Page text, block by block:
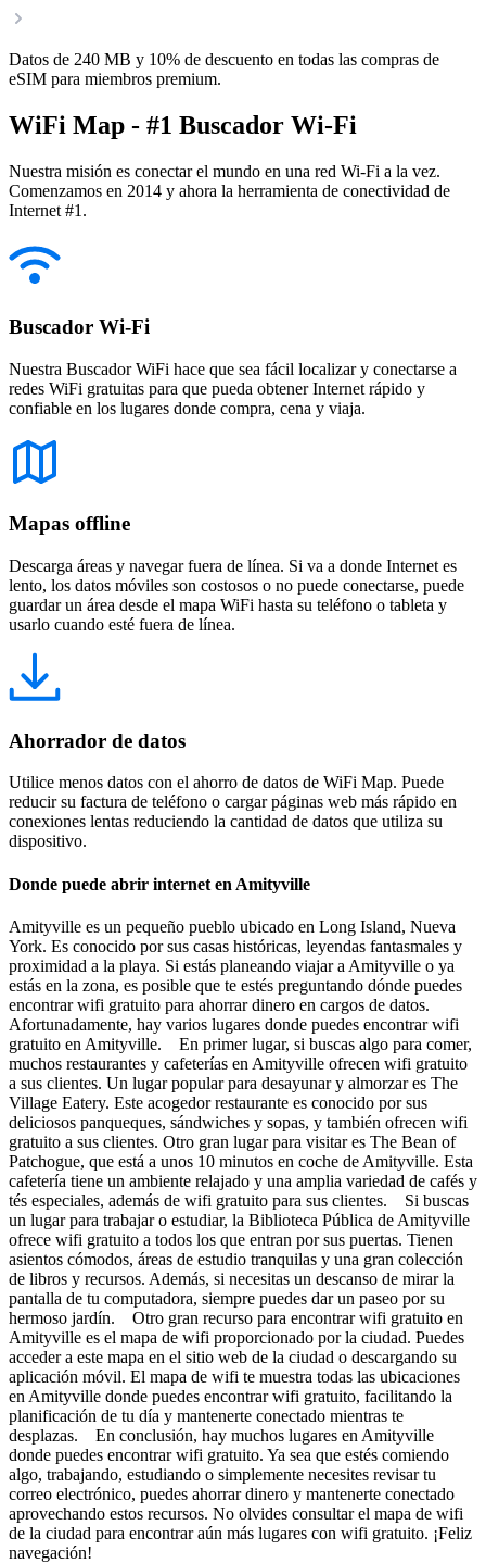
Datos de 240 MB y 10% de descuento en todas las compras de
eSIM para miembros premium.
WiFi Map - #1 Buscador Wi-Fi
Nuestra misión es conectar el mundo en una red Wi-Fi a la vez.
Comenzamos en 2014 y ahora la herramienta de conectividad de
Internet #1.
Buscador Wi-Fi
Nuestra Buscador WiFi hace que sea fácil localizar y conectarse a
redes WiFi gratuitas para que pueda obtener Internet rápido y
confiable en los lugares donde compra, cena y viaja.
Mapas offline
Descarga áreas y navegar fuera de línea. Si va a donde Internet es
lento, los datos móviles son costosos o no puede conectarse, puede
guardar un área desde el mapa WiFi hasta su teléfono o tableta y
usarlo cuando esté fuera de línea.
Ahorrador de datos
Utilice menos datos con el ahorro de datos de WiFi Map. Puede
reducir su factura de teléfono o cargar páginas web más rápido en
conexiones lentas reduciendo la cantidad de datos que utiliza su
dispositivo.
Donde puede abrir internet en Amityville
Amityville es un pequeño pueblo ubicado en Long Island, Nueva
York. Es conocido por sus casas históricas, leyendas fantasmales y
proximidad a la playa. Si estás planeando viajar a Amityville o ya
estás en la zona, es posible que te estés preguntando dónde puedes
encontrar wifi gratuito para ahorrar dinero en cargos de datos.
Afortunadamente, hay varios lugares donde puedes encontrar wifi
gratuito en Amityville. En primer lugar, si buscas algo para comer,
muchos restaurantes y cafeterías en Amityville ofrecen wifi gratuito
a sus clientes. Un lugar popular para desayunar y almorzar es The
Village Eatery. Este acogedor restaurante es conocido por sus
deliciosos panqueques, sándwiches y sopas, y también ofrecen wifi
gratuito a sus clientes. Otro gran lugar para visitar es The Bean of
Patchogue, que está a unos 10 minutos en coche de Amityville. Esta
cafetería tiene un ambiente relajado y una amplia variedad de cafés y
tés especiales, además de wifi gratuito para sus clientes. Si buscas
un lugar para trabajar o estudiar, la Biblioteca Pública de Amityville
ofrece wifi gratuito a todos los que entran por sus puertas. Tienen
asientos cómodos, áreas de estudio tranquilas y una gran colección
de libros y recursos. Además, si necesitas un descanso de mirar la
pantalla de tu computadora, siempre puedes dar un paseo por su
hermoso jardín. Otro gran recurso para encontrar wifi gratuito en
Amityville es el mapa de wifi proporcionado por la ciudad. Puedes
acceder a este mapa en el sitio web de la ciudad o descargando su
aplicación móvil. El mapa de wifi te muestra todas las ubicaciones
en Amityville donde puedes encontrar wifi gratuito, facilitando la
planificación de tu día y mantenerte conectado mientras te
desplazas. En conclusión, hay muchos lugares en Amityville
donde puedes encontrar wifi gratuito. Ya sea que estés comiendo
algo, trabajando, estudiando o simplemente necesites revisar tu
correo electrónico, puedes ahorrar dinero y mantenerte conectado
aprovechando estos recursos. No olvides consultar el mapa de wifi
de la ciudad para encontrar aún más lugares con wifi gratuito. ¡Feliz
navegación!